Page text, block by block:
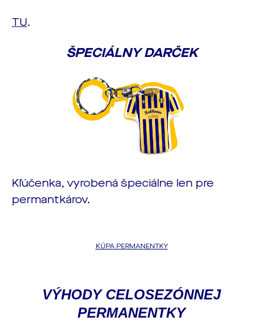
TU.
ŠPECIÁLNY DARČEK
Kľúčenka, vyrobená špeciálne len pre
permantkárov.
KÚPA PERMANENTKY
VÝHODY CELOSEZÓNNEJ
PERMANENTKY